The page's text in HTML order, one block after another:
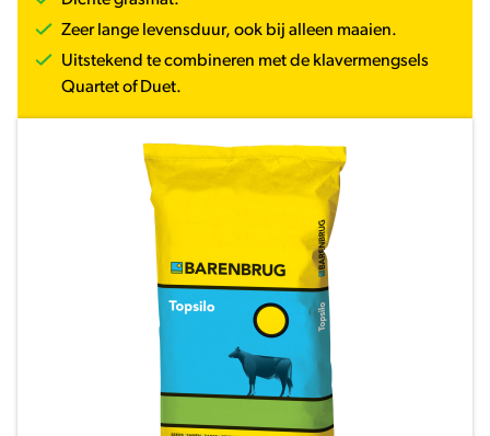
Zeer lange levensduur, ook bij alleen maaien.
Uitstekend te combineren met de klavermengsels
Quartet of Duet.